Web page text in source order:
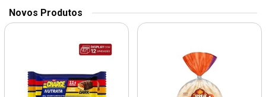
Novos Produtos